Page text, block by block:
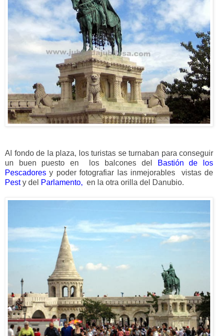
Al fondo de la plaza, los turistas se turnaban para conseguir
un buen puesto en los balcones del
Bastión de los
Pescadores y poder fotografiar las inmejorables vistas de
Pesty del Parlamento, en la otra orilla del Danubio.